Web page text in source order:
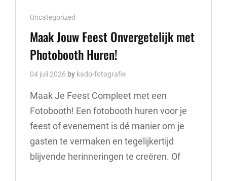
Cat
Links
Uncategorized
Maak Jouw Feest Onvergetelijk met
Photobooth Huren!
04 juli 2026 by kado-fotografie
Maak Je Feest Compleet met een
Fotobooth! Een fotobooth huren voor je
feest of evenement is dé manier om je
gasten te vermaken en tegelijkertijd
blijvende herinneringen te creëren. Of